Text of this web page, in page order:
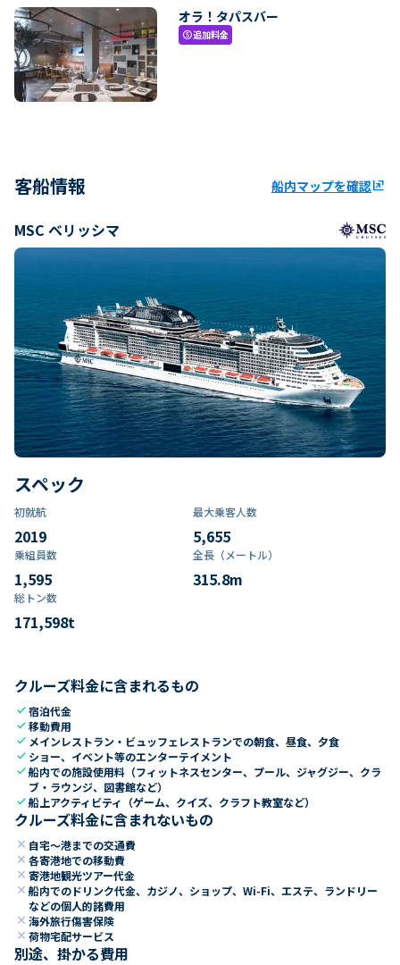
オラ！タパスバー
paid追加料金
客船情報 船内マップを確認ungroup
MSC ベリッシマ
スペック
初就航
2019
最大乗客人数
5,655
乗組員数​
1,595
全長（メートル）
315.8m
総トン数​
171,598t
クルーズ料金に含まれるもの
check宿泊代金
check移動費用
check メインレストラン・ビュッフェレストランでの朝食、昼食、夕食
check ショー、イベント等のエンターテイメント
check船内での施設使用料（フィットネスセンター、プール、ジャグジー、クラ
ブ・ラウンジ、図書館など）
check船上アクティビティ（ゲーム、クイズ、クラフト教室など）
クルーズ料金に含まれないもの
close 自宅～港までの交通費
close 各寄港地での移動費
close 寄港地観光ツアー代金
close 船内でのドリンク代金、カジノ、ショップ、Wi-Fi、エステ、ランドリー
などの個人的諸費用
close 海外旅行傷害保険
close 荷物宅配サービス
別途、掛かる費用